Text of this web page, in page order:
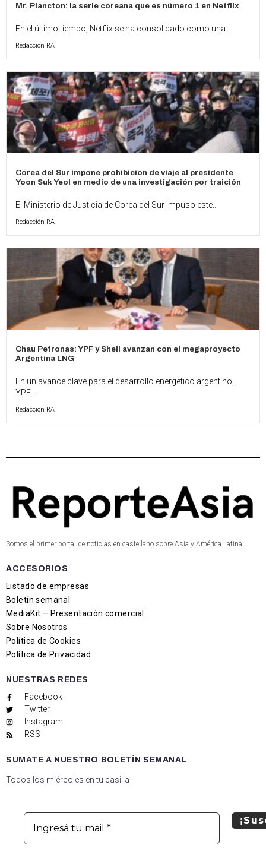
Mr. Plancton: la serie coreana que es número 1 en Netflix
En el último tiempo, Netflix se ha consolidado como una...
Redacción RA
Corea del Sur impone prohibición de viaje al presidente
Yoon Suk Yeol en medio de una investigación por traición
El Ministerio de Justicia de Corea del Sur impuso este...
Redacción RA
Chau Petronas: YPF y Shell avanzan con el megaproyecto
Argentina LNG
En un avance clave para el desarrollo energético argentino,
YPF...
Redacción RA
Somos el primer portal de noticias en castellano sobre Asia y América Latina
ACCESORIOS
Listado de empresas
Boletín semanal
MediaKit – Presentación comercial
Sobre Nosotros
Política de Cookies
Política de Privacidad
NUESTRAS REDES
Facebook
Twitter
Instagram
RSS
SUMATE A NUESTRO BOLETÍN SEMANAL
Todos los miércoles en tu casilla